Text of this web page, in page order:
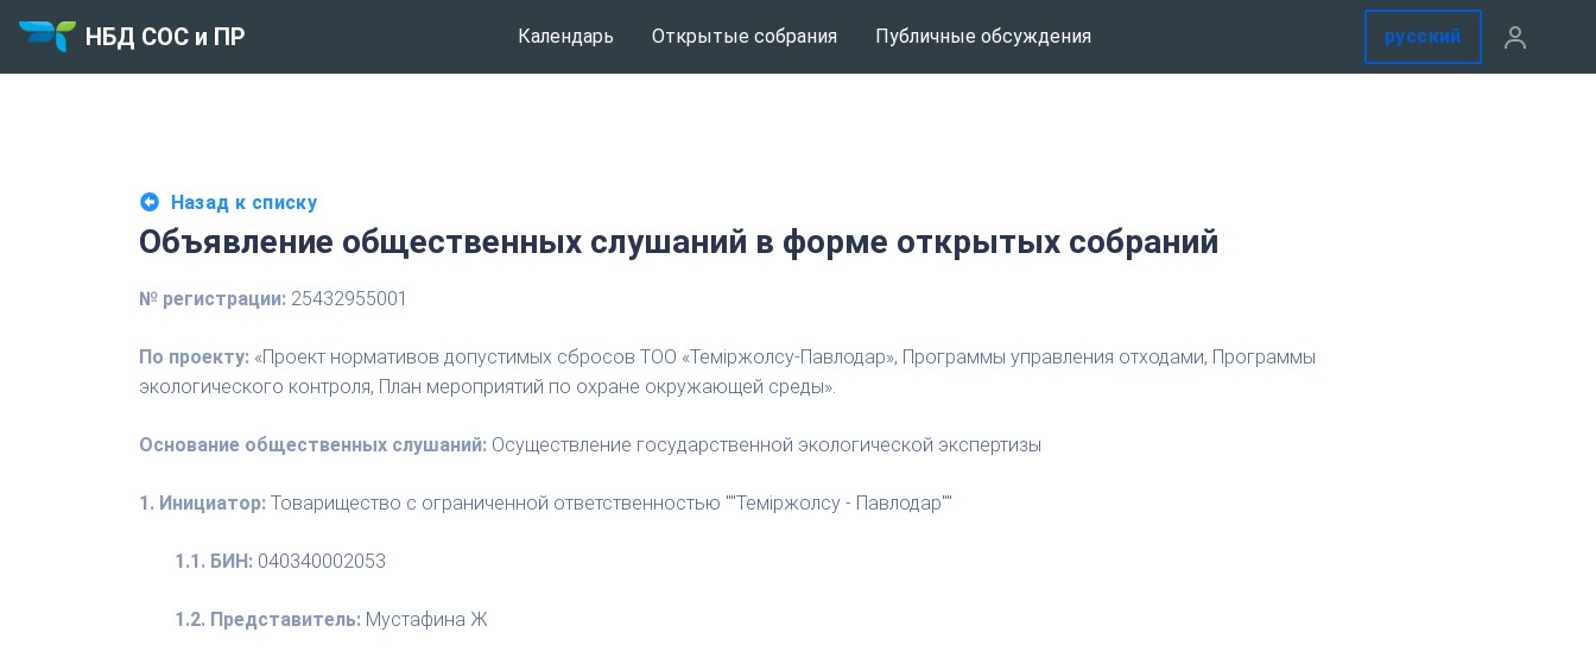
НБД СОС и ПР Календарь Открытые собрания Публичные обсуждения русский
Назад к списку
Объявление общественных слушаний в форме открытых собраний
№ регистрации: 25432955001
По проекту: «Проект нормативов допустимых сбросов ТОО «Теміржолсу-Павлодар», Программы управления отходами, Программы
экологического контроля, План мероприятий по охране окружающей среды».
Основание общественных слушаний: Осуществление государственной экологической экспертизы
1. Инициатор: Товарищество с ограниченной ответственностью ""Теміржолсу - Павлодар""
1.1. БИН: 040340002053
1.2. Представитель: Мустафина Ж